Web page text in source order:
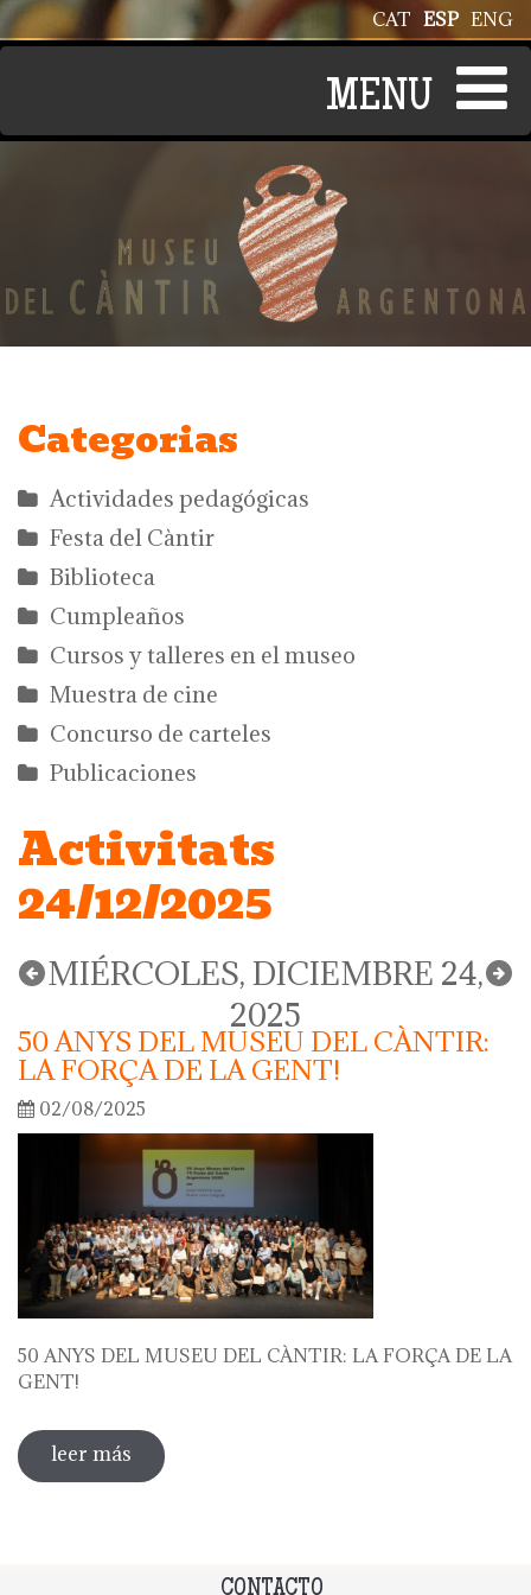
Pasar al contenido principal ENG
ESP
CAT
Categorias
Actividades pedagógicas
Festa del Càntir
Biblioteca
Cumpleaños
Cursos y talleres en el museo
Muestra de cine
Concurso de carteles
Publicaciones
Activitats
24/12/2025
MIÉRCOLES, DICIEMBRE 24,
2025
50 ANYS DEL MUSEU DEL CÀNTIR:
LA FORÇA DE LA GENT!
02/08/2025
50 ANYS DEL MUSEU DEL CÀNTIR: LA FORÇA DE LA
GENT!
leer más sobre 50 anys del museu del càntir: la
força de la gent!
CONTACTO